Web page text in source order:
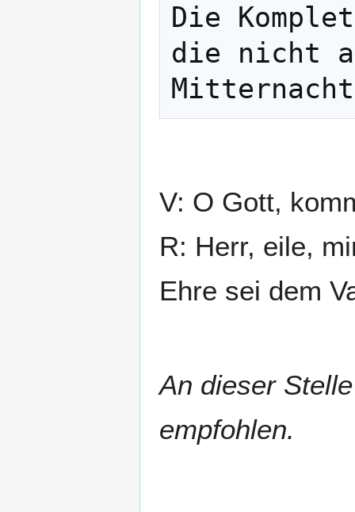
Die
die nicht
V: O Gott,
R: Herr, eile,
Ehre sei dem
An dieser
empfohlen.